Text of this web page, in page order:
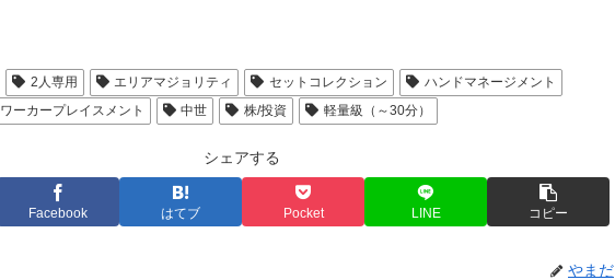
2人専用 エリアマジョリティ セットコレクション
ハンドマネージメント
ワーカープレイスメント 中世 株/投資 軽量級（～30分）
シェアする
Facebook はてブ Pocket LINE コピー
やまだ